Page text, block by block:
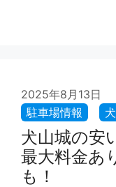
2025年8月13日
犬山城の安
最大料金あ
も！